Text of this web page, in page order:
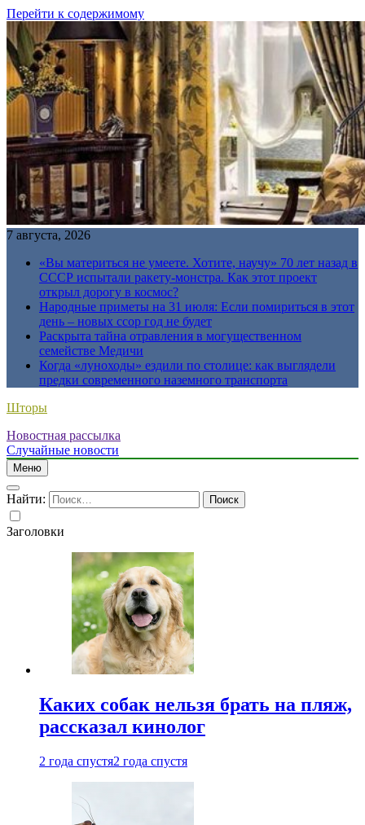
Перейти к содержимому
7 августа, 2026
«Вы материться не умеете. Хотите, научу» 70 лет назад в
СССР испытали ракету-монстра. Как этот проект
открыл дорогу в космос?
Народные приметы на 31 июля: Если помириться в этот
день – новых ссор год не будет
Раскрыта тайна отравления в могущественном
семействе Медичи
Когда «луноходы» ездили по столице: как выглядели
предки современного наземного транспорта
Шторы
Новостная рассылка
Случайные новости
Меню
Найти:
Заголовки
Каких собак нельзя брать на пляж,
рассказал кинолог
2 года спустя2 года спустя